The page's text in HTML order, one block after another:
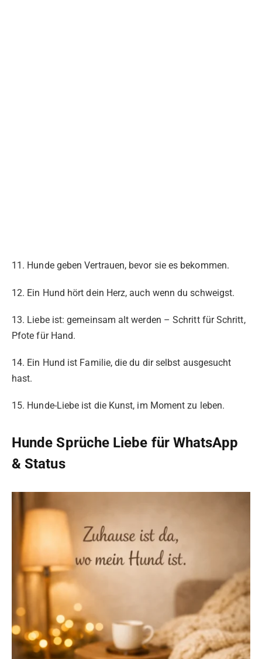
11. Hunde geben Vertrauen, bevor sie es bekommen.
12. Ein Hund hört dein Herz, auch wenn du schweigst.
13. Liebe ist: gemeinsam alt werden – Schritt für Schritt,
Pfote für Hand.
14. Ein Hund ist Familie, die du dir selbst ausgesucht
hast.
15. Hunde-Liebe ist die Kunst, im Moment zu leben.
Hunde Sprüche Liebe für WhatsApp
& Status